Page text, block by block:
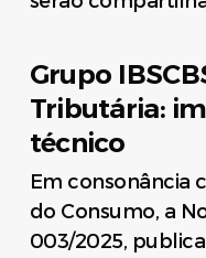
Grupo
Tributária:
técnico
Em consonância
do Consumo, a
003/2025,